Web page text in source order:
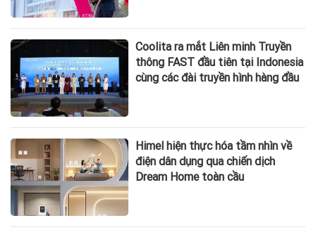
Coolita ra mắt Liên minh Truyền
thông FAST đầu tiên tại Indonesia
cùng các đài truyền hình hàng đầu
Himel hiện thực hóa tầm nhìn về
điện dân dụng qua chiến dịch
Dream Home toàn cầu